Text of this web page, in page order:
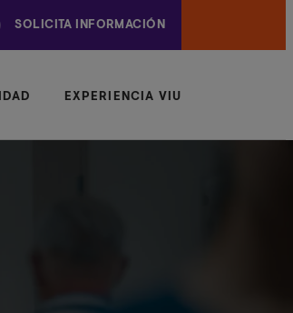
SOLICITA INFORMACIÓN
EXPERIENCIA VIU